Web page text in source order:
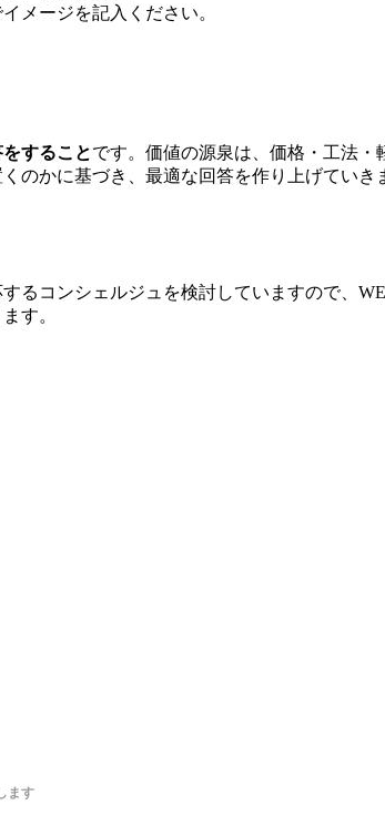
メージを記入ください。
することです。価値の源泉は、価格・工法
のかに基づき、最適な回答を作り上げていき
るコンシェルジュを検討していますので、
す。
ます